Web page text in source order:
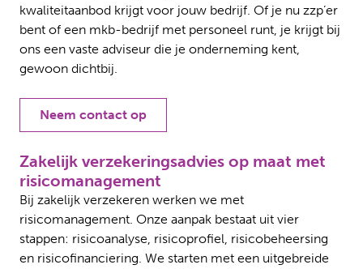
kwaliteitaanbod krijgt voor jouw bedrijf. Of je nu zzp’er
bent of een mkb-bedrijf met personeel runt, je krijgt bij
ons een vaste adviseur die je onderneming kent,
gewoon dichtbij.
Neem contact op
Zakelijk verzekeringsadvies op maat met
risicomanagement
Bij zakelijk verzekeren werken we met
risicomanagement. Onze aanpak bestaat uit vier
stappen: risicoanalyse, risicoprofiel, risicobeheersing
en risicofinanciering. We starten met een uitgebreide